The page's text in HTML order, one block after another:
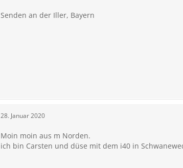
Senden an der Iller, Bayern
28. Januar 2020
Moin moin aus m Norden.
ich bin Carsten und düse mit dem i40 in